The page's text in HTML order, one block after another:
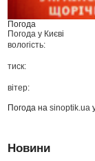
Погода
Погода у Києві
вологість:
тиск:
вітер:
Погода наsinoptik.ua
Новини